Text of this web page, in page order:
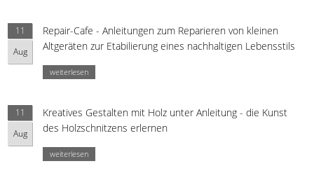
11
Aug
Repair-Cafe - Anleitungen zum Reparieren von kleinen
Altgeräten zur Etabilierung eines nachhaltigen Lebensstils
weiterlesen
11
Aug
Kreatives Gestalten mit Holz unter Anleitung - die Kunst
des Holzschnitzens erlernen
weiterlesen